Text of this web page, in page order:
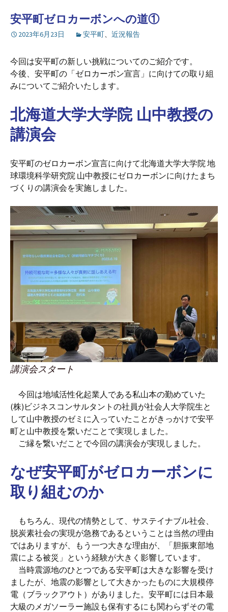
ン
ツ
へ
キ
ッ
プ
安平町ゼロカーボンへの道①
2023年6月23日 安平町、 近況報告
今回は安平町の新しい挑戦についてのご紹介です。
今後、安平町の「ゼロカーボン宣言」に向けての取り組
みについてご紹介いたします。
北海道大学大学院 山中教授の
講演会
安平町のゼロカーボン宣言に向けて北海道大学大学院 地
球環境科学研究院 山中教授にゼロカーボンに向けたまち
づくりの講演会を実施しました。
講演会スタート
今回は地域活性化起業人である私山本の勤めていた
(株)ビジネスコンサルタントの社員が社会人大学院生と
して山中教授のゼミに入っていたことがきっかけで安平
町と山中教授を繋いだことで実現しました。
ご縁を繋いだことで今回の講演会が実現しました。
なぜ安平町がゼロカーボンに
取り組むのか
もちろん、現代の情勢として、サステイナブル社会、
脱炭素社会の実現が急務であるということは当然の理由
ではありますが、もう一つ大きな理由が、「胆振東部地
震による被災」という経験が大きく影響しています。
当時震源地のひとつである安平町は大きな影響を受け
ましたが、地震の影響として大きかったものに大規模停
電（ブラックアウト）がありました。安平町には日本最
大級のメガソーラー施設も保有するにも関わらずその電